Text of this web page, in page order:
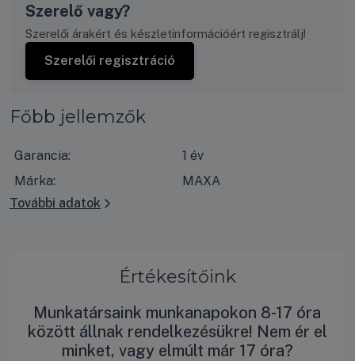
Szerelő vagy?
Szerelői árakért és készletinformációért regisztrálj!
Szerelői regisztráció
Főbb jellemzők
Garancia:
1 év
Márka:
MAXA
További adatok
Értékesítőink
Munkatársaink munkanapokon 8-17 óra
között állnak rendelkezésükre! Nem ér el
minket, vagy elmúlt már 17 óra?